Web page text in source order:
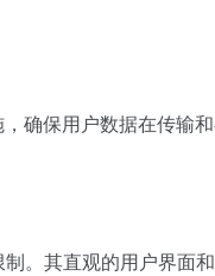
确保用户数据在传输
。其直观的用户界面